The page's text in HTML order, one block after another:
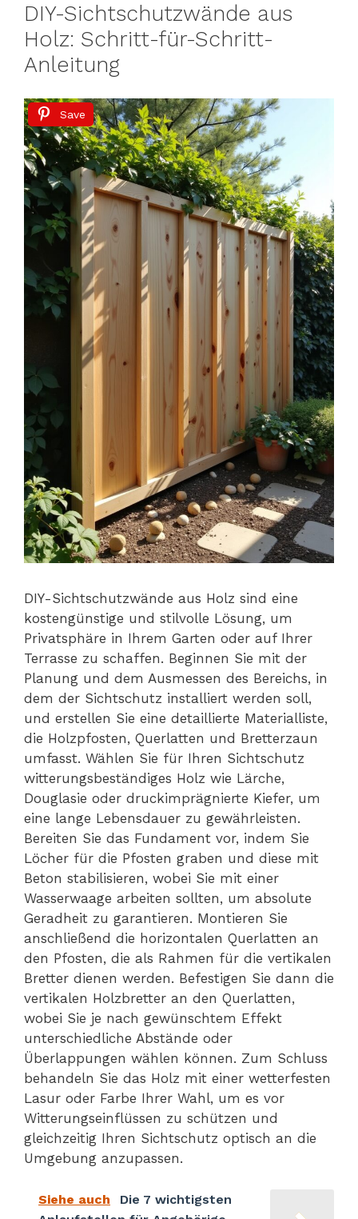
DIY-Sichtschutzwände aus
Holz: Schritt-für-Schritt-
Anleitung
Save
DIY-Sichtschutzwände aus Holz sind eine
kostengünstige und stilvolle Lösung, um
Privatsphäre in Ihrem Garten oder auf Ihrer
Terrasse zu schaffen. Beginnen Sie mit der
Planung und dem Ausmessen des Bereichs, in
dem der Sichtschutz installiert werden soll,
und erstellen Sie eine detaillierte Materialliste,
die Holzpfosten, Querlatten und Bretterzaun
umfasst. Wählen Sie für Ihren Sichtschutz
witterungsbeständiges Holz wie Lärche,
Douglasie oder druckimprägnierte Kiefer, um
eine lange Lebensdauer zu gewährleisten.
Bereiten Sie das Fundament vor, indem Sie
Löcher für die Pfosten graben und diese mit
Beton stabilisieren, wobei Sie mit einer
Wasserwaage arbeiten sollten, um absolute
Geradheit zu garantieren. Montieren Sie
anschließend die horizontalen Querlatten an
den Pfosten, die als Rahmen für die vertikalen
Bretter dienen werden. Befestigen Sie dann die
vertikalen Holzbretter an den Querlatten,
wobei Sie je nach gewünschtem Effekt
unterschiedliche Abstände oder
Überlappungen wählen können. Zum Schluss
behandeln Sie das Holz mit einer wetterfesten
Lasur oder Farbe Ihrer Wahl, um es vor
Witterungseinflüssen zu schützen und
gleichzeitig Ihren Sichtschutz optisch an die
Umgebung anzupassen.
Siehe auch
Die 7 wichtigsten